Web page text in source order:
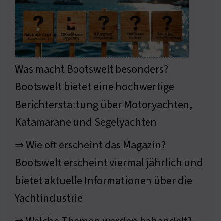
Was macht Bootswelt besonders?
Bootswelt bietet eine hochwertige
Berichterstattung über Motoryachten,
Katamarane und Segelyachten
⇒ Wie oft erscheint das Magazin?
Bootswelt erscheint viermal jährlich und
bietet aktuelle Informationen über die
Yachtindustrie